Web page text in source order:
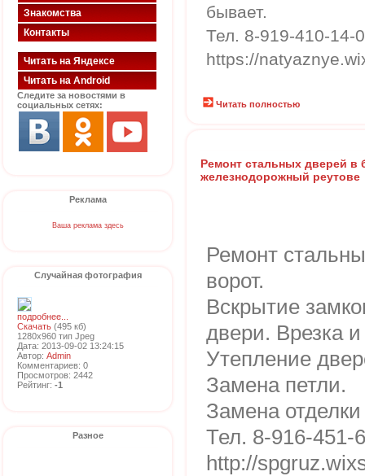
Знакомства
Контакты
Читать на Яндексе
Читать на Android
Следите за новостями в
социальных сетях:
Реклама
Ваша реклама здесь
Случайная фотография
подробнее...
Скачать (495 кб)
1280x960 тип Jpeg
Дата: 2013-09-02 13:24:15
Автор: Admin
Комментариев: 0
Просмотров: 2442
Рейтинг: -1
Разное
бывает.
Тел. 8-919-410-14-
https://
Читать полностью
Ремонт стальных дверей в
железнодорожный реутове
Ремонт
ворот.
Вскрытие
двери. Врезка
Утепление
Замена петли.
Замена
Тел. 8-916-451-
http://